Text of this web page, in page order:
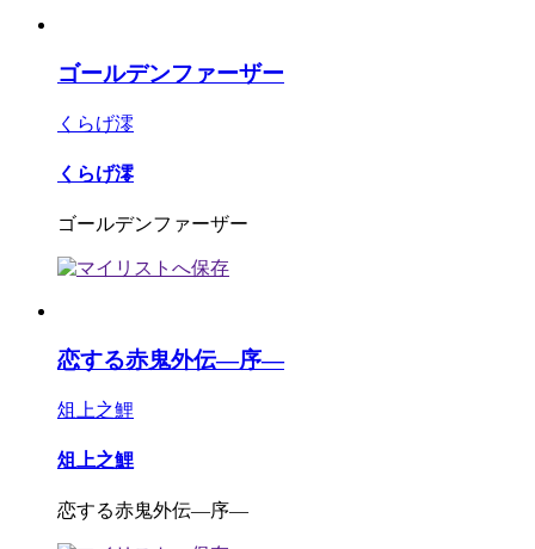
ゴールデンファーザー
くらげ澪
くらげ澪
ゴールデンファーザー
恋する赤鬼外伝―序―
俎上之鯉
俎上之鯉
恋する赤鬼外伝―序―